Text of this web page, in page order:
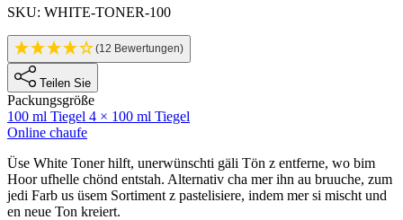
SKU: WHITE-TONER-100
(12 Bewertungen)
Teilen Sie
Packungsgröße
100 ml Tiegel 4 × 100 ml Tiegel
Online chaufe
Description
Üse White Toner hilft, unerwünschti gäli Tön z entferne, wo bim
Hoor ufhelle chönd entstah. Alternativ cha mer ihn au bruuche, zum
jedi Farb us üsem Sortiment z pastelisiere, indem mer si mischt und
en neue Ton kreiert.